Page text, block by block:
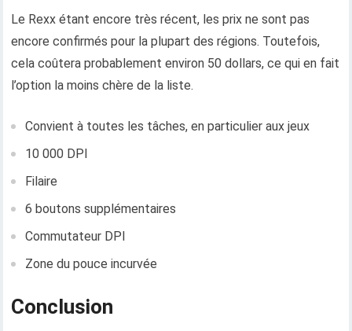
Le Rexx étant encore très récent, les prix ne sont pas
encore confirmés pour la plupart des régions. Toutefois,
cela coûtera probablement environ 50 dollars, ce qui en fait
l’option la moins chère de la liste.
Convient à toutes les tâches, en particulier aux jeux
10 000 DPI
Filaire
6 boutons supplémentaires
Commutateur DPI
Zone du pouce incurvée
Conclusion